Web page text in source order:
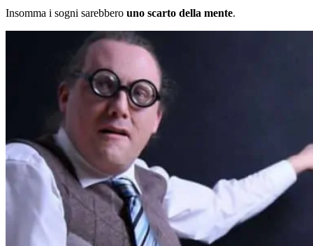
Insomma i sogni sarebbero uno scarto della mente.